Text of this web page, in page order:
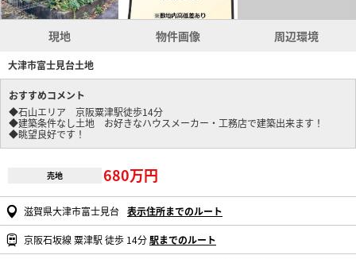
現地 物件画像 周辺環境
大津市富士見台土地
おすすめコメント
◆石山エリア 京阪粟津駅徒歩14分
◆建築条件なし土地 お好きなハウスメーカー・工務店で建築出来ます！
◆眺望良好です！
売地 680万円
滋賀県大津市富士見台 表示住所までのルート
京阪石坂線 粟津駅 徒歩 14分駅までのルート